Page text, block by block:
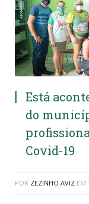
Está
do
Covid-19
POR ZEZINHO AVIZ EM